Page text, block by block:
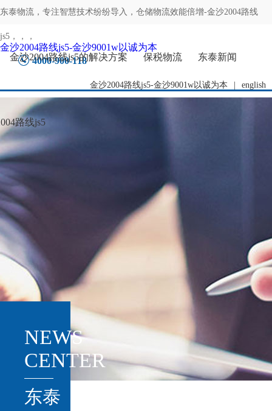
东泰物流，专注智慧技术纷纷导入，仓储物流效能倍增-金沙2004路线
js5 ，，，
4000-900-118
金沙2004路线js5-金沙9001w以诚为本 english
金沙2004路线js5-金沙9001w以诚为本
金沙2004路线js5的解决方案
保税物流 东泰新闻
路线js5
NEWS
CENTER
东泰